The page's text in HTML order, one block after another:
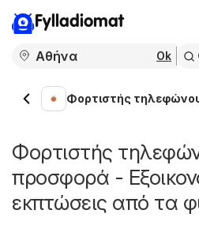
Fylladiomat
Ok
Φορτιστής
Φορτιστής
προσφορά -
εκπτώσεις από τα